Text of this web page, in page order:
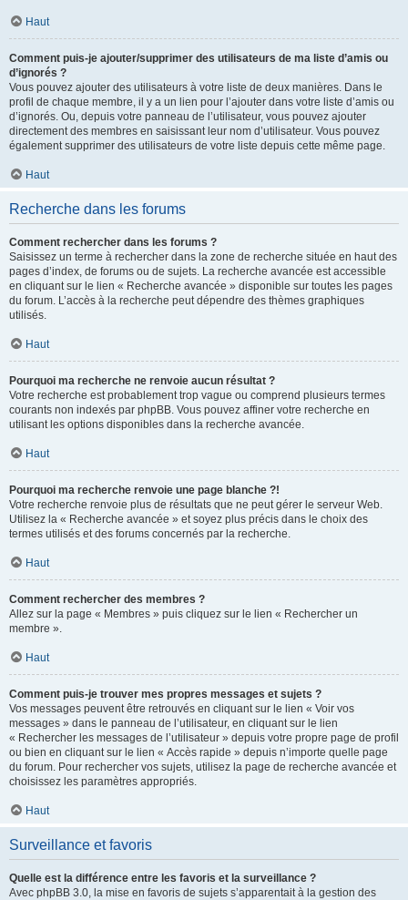
Haut
Comment puis-je ajouter/supprimer des utilisateurs de ma liste d’amis ou
d’ignorés ?
Vous pouvez ajouter des utilisateurs à votre liste de deux manières. Dans le
profil de chaque membre, il y a un lien pour l’ajouter dans votre liste d’amis ou
d’ignorés. Ou, depuis votre panneau de l’utilisateur, vous pouvez ajouter
directement des membres en saisissant leur nom d’utilisateur. Vous pouvez
également supprimer des utilisateurs de votre liste depuis cette même page.
Haut
Recherche dans les forums
Comment rechercher dans les forums ?
Saisissez un terme à rechercher dans la zone de recherche située en haut des
pages d’index, de forums ou de sujets. La recherche avancée est accessible
en cliquant sur le lien « Recherche avancée » disponible sur toutes les pages
du forum. L’accès à la recherche peut dépendre des thèmes graphiques
utilisés.
Haut
Pourquoi ma recherche ne renvoie aucun résultat ?
Votre recherche est probablement trop vague ou comprend plusieurs termes
courants non indexés par phpBB. Vous pouvez affiner votre recherche en
utilisant les options disponibles dans la recherche avancée.
Haut
Pourquoi ma recherche renvoie une page blanche ?!
Votre recherche renvoie plus de résultats que ne peut gérer le serveur Web.
Utilisez la « Recherche avancée » et soyez plus précis dans le choix des
termes utilisés et des forums concernés par la recherche.
Haut
Comment rechercher des membres ?
Allez sur la page « Membres » puis cliquez sur le lien « Rechercher un
membre ».
Haut
Comment puis-je trouver mes propres messages et sujets ?
Vos messages peuvent être retrouvés en cliquant sur le lien « Voir vos
messages » dans le panneau de l’utilisateur, en cliquant sur le lien
« Rechercher les messages de l’utilisateur » depuis votre propre page de profil
ou bien en cliquant sur le lien « Accès rapide » depuis n’importe quelle page
du forum. Pour rechercher vos sujets, utilisez la page de recherche avancée et
choisissez les paramètres appropriés.
Haut
Surveillance et favoris
Quelle est la différence entre les favoris et la surveillance ?
Avec phpBB 3.0, la mise en favoris de sujets s’apparentait à la gestion des